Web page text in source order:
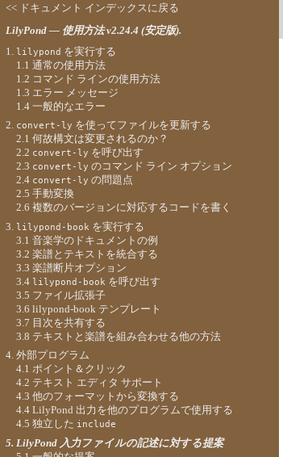
<< ドキュメント インデックスに戻る
LilyPond — 使用方法 v2.24.4 (安定版).
1.
lilypond を実行する
1.1 通常の使用方法
1.2 コマンド ラインの使用方法
1.3 エラー メッセージ
1.4 一般的なエラー
2. convert-ly を使ってファイルを更新する
2.1 何故構文は変更されるのか？
2.2 convert-ly を呼び出す
2.3 convert-ly のコマンド ライン オプション
2.4 convert-ly の問題点
2.5 手動変換
2.6 複数のバージョンに対応するコードを書く
3. lilypond-book を実行する
3.1 音楽学のドキュメントの例
3.2 楽譜とテキストを統合する
3.3 楽譜断片オプション
3.4 lilypond-book を呼び出す
3.5 ファイル拡張子
3.6 lilypond-book テンプレート
3.7 目次を共有する
3.8 テキストと楽譜を組み合わせる他の方法
4. 外部プログラム
4.1 ポイント＆クリック
4.2 テキスト エディタ サポート
4.3 他のフォーマットから変換する
4.4 LilyPond 出力を他のプログラムで使用する
4.5 独立した include
5. LilyPond 入力ファイルの記述に対する提案